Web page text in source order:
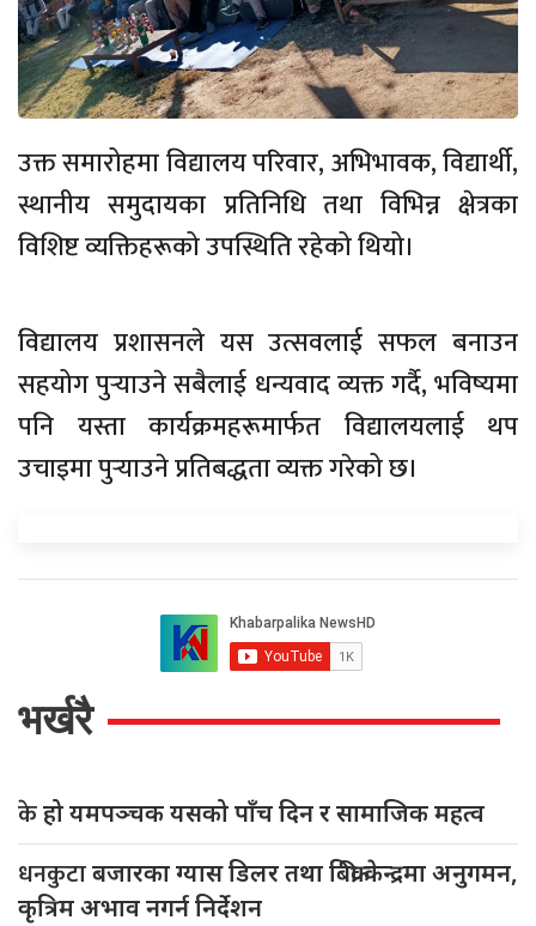
उक्त समारोहमा विद्यालय परिवार, अभिभावक, विद्यार्थी,
स्थानीय समुदायका प्रतिनिधि तथा विभिन्न क्षेत्रका
विशिष्ट व्यक्तिहरूको उपस्थिति रहेको थियो।
विद्यालय प्रशासनले यस उत्सवलाई सफल बनाउन
सहयोग पुर्‍याउने सबैलाई धन्यवाद व्यक्त गर्दै, भविष्यमा
पनि यस्ता कार्यक्रमहरूमार्फत विद्यालयलाई थप
उचाइमा पुर्‍याउने प्रतिबद्धता व्यक्त गरेको छ।
भर्खरै
केहो यमपञ्चक यसको पाँच दिन र सामाजिक महत्व
धनकुटाबजारका ग्यास डिलर तथा बिक्री केन्द्रमा अनुगमन,
कृत्रिम अभाव नगर्न निर्देशन